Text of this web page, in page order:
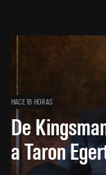
HACE 16 HORAS
De
a Taron